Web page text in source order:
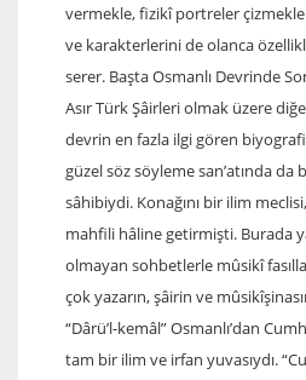
vermekle, fizikî portreler
ve karakterlerini de olanca
serer. Başta Osmanlı Devrinde
Asır Türk Şâirleri olmak üzere
devrin en fazla ilgi gören
güzel söz söyleme san’atında
sâhibiydi. Konağını bir ilim
mahfili hâline getirmişti. Burada
olmayan sohbetlerle mûsikî
çok yazarın, şâirin ve
“Dârü’l-kemâl” Osmanlı’dan
tam bir ilim ve irfan yuvasıydı.